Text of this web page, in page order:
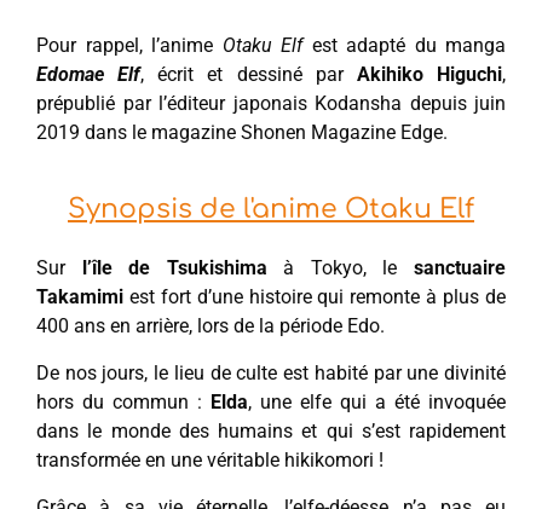
Pour rappel, l’anime Otaku Elfest adapté du manga
Edomae Elf, écrit et dessiné par Akihiko Higuchi,
prépublié par l’éditeur japonais Kodansha depuis juin
2019 dans le magazine Shonen Magazine Edge.
Synopsis de l'anime Otaku Elf
Sur l’île de Tsukishima à Tokyo, lesanctuaire
Takamimi est fort d’une histoire qui remonte à plus de
400 ans en arrière, lors de la période Edo.
De nos jours, le lieu de culte est habité par une divinité
hors du commun : Elda, une elfe qui a été invoquée
dans le monde des humains et qui s’est rapidement
transformée en une véritable hikikomori !